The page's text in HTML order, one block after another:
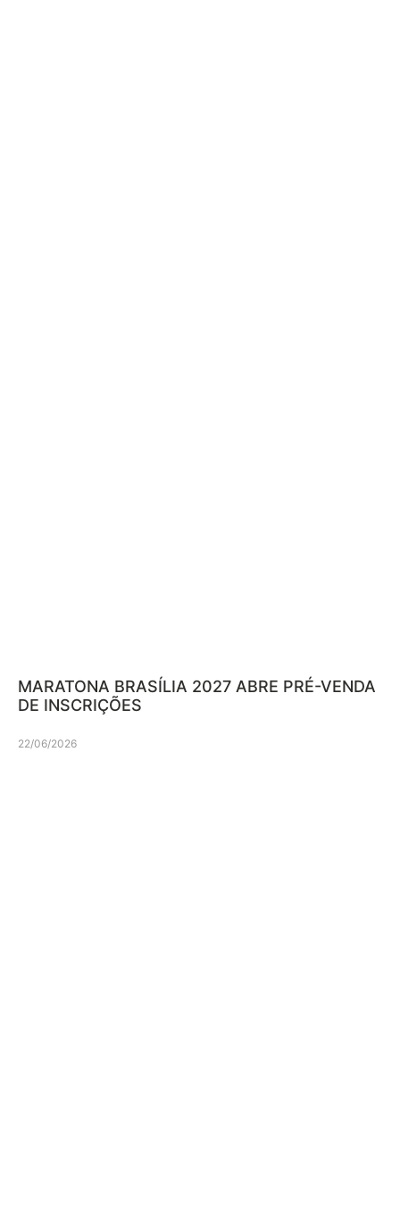
MARATONA BRASÍLIA 2027 ABRE PRÉ-VENDA
DE INSCRIÇÕES
22/06/2026